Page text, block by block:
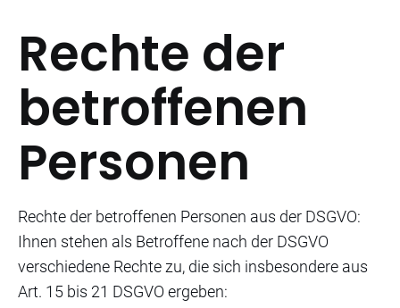
Rechte der
betroffenen
Personen
Rechte der betroffenen Personen aus der DSGVO:
Ihnen stehen als Betroffene nach der DSGVO
verschiedene Rechte zu, die sich insbesondere aus
Art. 15 bis 21 DSGVO ergeben: